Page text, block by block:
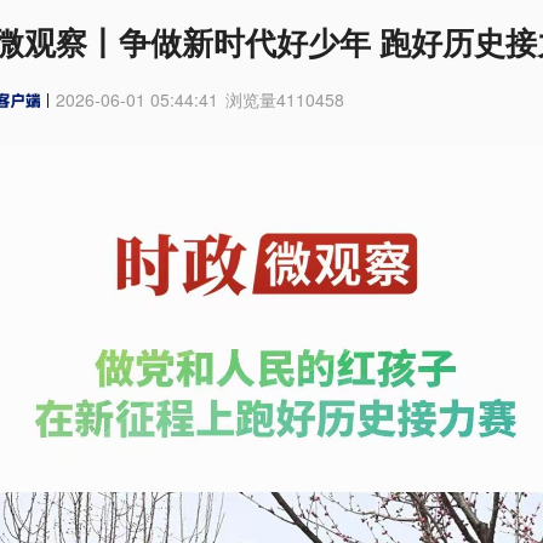
观察丨争做新时代好少年 跑好历史
2026-06-01 05:44:41 浏览量4110458